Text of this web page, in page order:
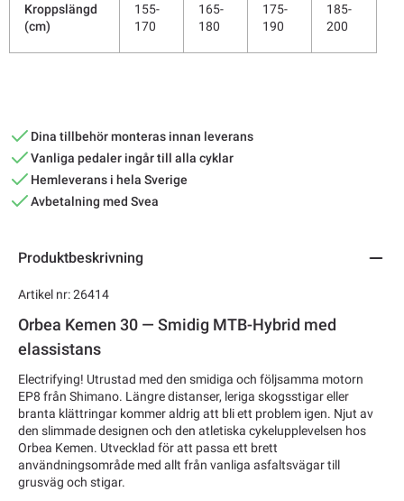
Kroppslängd
(cm)
155-
170
165-
180
175-
190
185-
200
Dina tillbehör monteras innan leverans
Vanliga pedaler ingår till alla cyklar
Hemleverans i hela Sverige
Avbetalning med Svea
Produktbeskrivning
Artikel nr: 26414
Orbea Kemen 30 — Smidig MTB-Hybrid med
elassistans
Electrifying! Utrustad med den smidiga och följsamma motorn
EP8 från Shimano. Längre distanser, leriga skogsstigar eller
branta klättringar kommer aldrig att bli ett problem igen. Njut av
den slimmade designen och den atletiska cykelupplevelsen hos
Orbea Kemen. Utvecklad för att passa ett brett
användningsområde med allt från vanliga asfaltsvägar till
grusväg och stigar.